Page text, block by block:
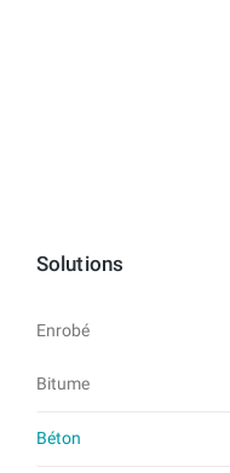
Solutions
Enrobé
Bitume
Béton